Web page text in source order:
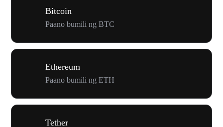
Bitcoin
Paano bumili ng BTC
Ethereum
Paano bumili ng ETH
Tether